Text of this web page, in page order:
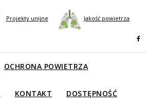
Projekty unijne Jakość powietrza
OCHRONA POWIETRZA
KONTAKT DOSTĘPNOŚĆ